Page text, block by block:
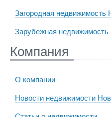
Загородная недвижимость
Зарубежная недвижимость
Компания
О компании
Новости недвижимости